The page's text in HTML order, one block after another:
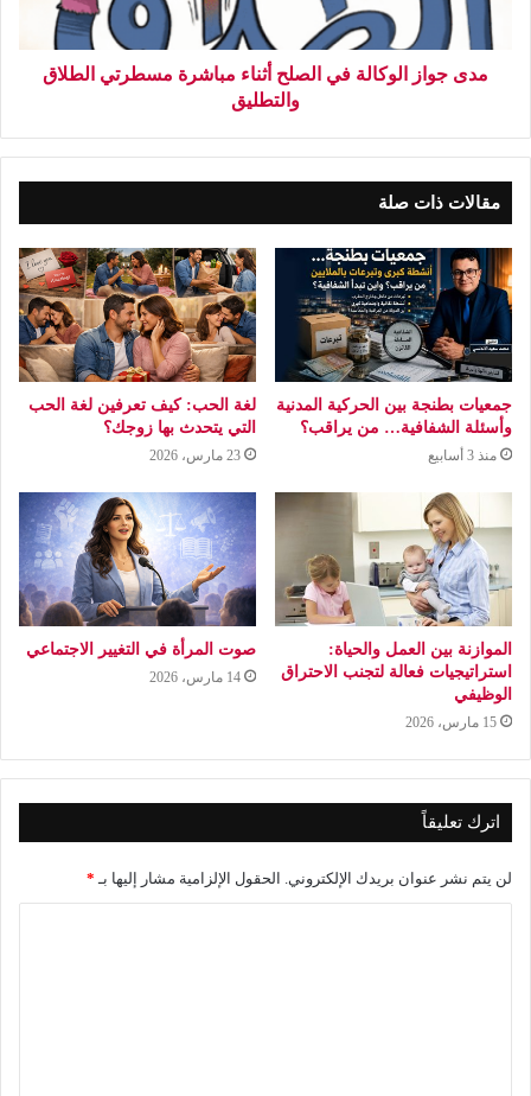
مدى جواز الوكالة في الصلح أثناء مباشرة مسطرتي الطلاق
والتطليق
مقالات ذات صلة
جمعيات بطنجة بين الحركية المدنية
وأسئلة الشفافية… من يراقب؟
منذ 3 أسابيع
لغة الحب: كيف تعرفين لغة الحب
التي يتحدث بها زوجك؟
23 مارس، 2026
الموازنة بين العمل والحياة:
استراتيجيات فعالة لتجنب الاحتراق
الوظيفي
15 مارس، 2026
صوت المرأة في التغيير الاجتماعي
14 مارس، 2026
اترك تعليقاً
لن يتم نشر عنوان بريدك الإلكتروني. الحقول الإلزامية مشار إليها بـ *